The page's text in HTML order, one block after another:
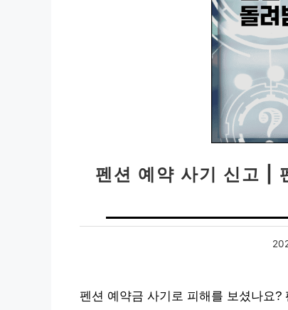
펜션 예약 사기 신고 |
펜션 예약금 사기로 피해를 보셨나요